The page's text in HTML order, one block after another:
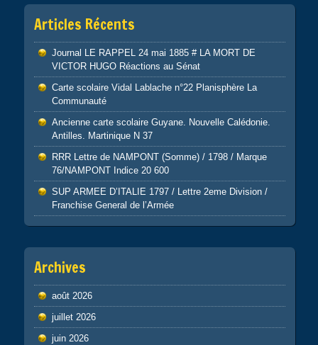
Articles Récents
Journal LE RAPPEL 24 mai 1885 # LA MORT DE
VICTOR HUGO Réactions au Sénat
Carte scolaire Vidal Lablache n°22 Planisphère La
Communauté
Ancienne carte scolaire Guyane. Nouvelle Calédonie.
Antilles. Martinique N 37
RRR Lettre de NAMPONT (Somme) / 1798 / Marque
76/NAMPONT Indice 20 600
SUP ARMEE D’ITALIE 1797 / Lettre 2eme Division /
Franchise General de l’Armée
Archives
août 2026
juillet 2026
juin 2026